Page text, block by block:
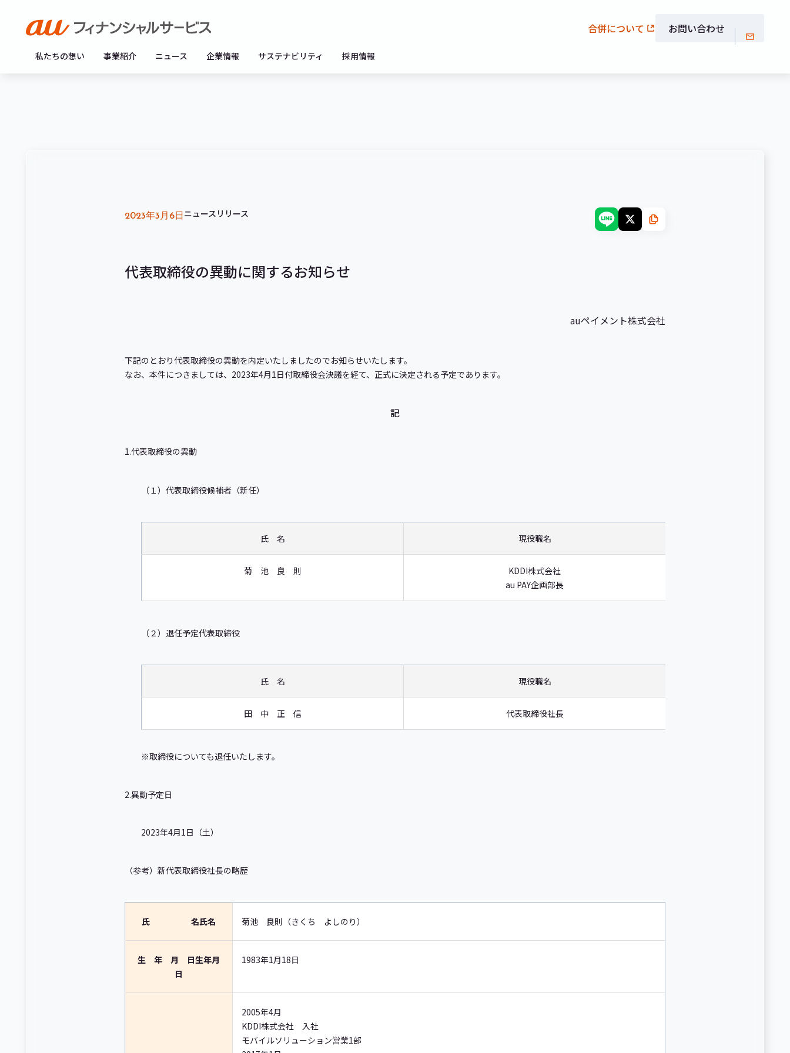
私たちの想い 事業紹介 ニュース 企業情報 サステナビリティ 採用情報
合併について お問い合わせ
2023年3月6日 ニュースリリース
代表取締役の異動に関するお知らせ
auペイメント株式会社
下記のとおり代表取締役の異動を内定いたしましたのでお知らせいたします。
なお、本件につきましては、2023年4月1日付取締役会決議を経て、正式に決定される予定であります。
記
1.代表取締役の異動
（１）代表取締役候補者（新任）
氏 名 現役職名
菊 池 良 則
KDDI株式会社
au PAY企画部長
（２）退任予定代表取締役
氏 名 現役職名
田 中 正 信 代表取締役社長
※取締役についても退任いたします。
2.異動予定日
2023年4月1日（土）
（参考）新代表取締役社長の略歴
氏 名氏名 菊池 良則（きくち よしのり）
生 年 月 日生年月
日
1983年1月18日
2005年4月
KDDI株式会社 入社
モバイルソリューション営業1部